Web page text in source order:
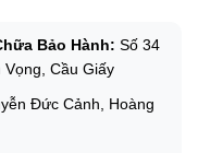
Bảo Hành: Số 34
Vọng, Cầu Giấy
Đức Cảnh, Hoàng